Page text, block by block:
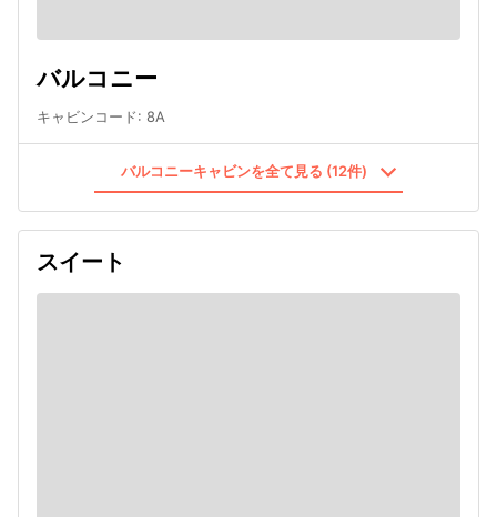
バルコニー
キャビンコード: 8A
バルコニーキャビンを全て見る (12件)
スイート